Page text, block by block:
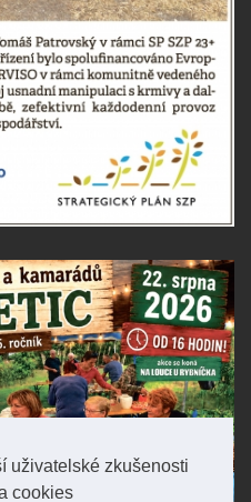
uživatelské zkušenosti
cookies